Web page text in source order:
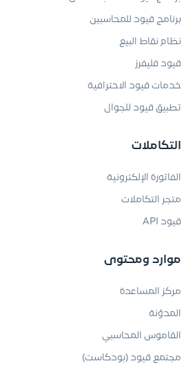
برنامج قيود للمحاسبين
نظام نقاط البيع
قيود فليفرز
خدمات قيود الاحترافية
تطبيق قيود للجوال
التكاملات
الفاتورة الإلكترونية
متجر التكاملات
قيود API
موارد ومحتوى
مركز المساعدة
المدوّنة
القاموس المحاسبي
مجتمع قيود (بودكاست)